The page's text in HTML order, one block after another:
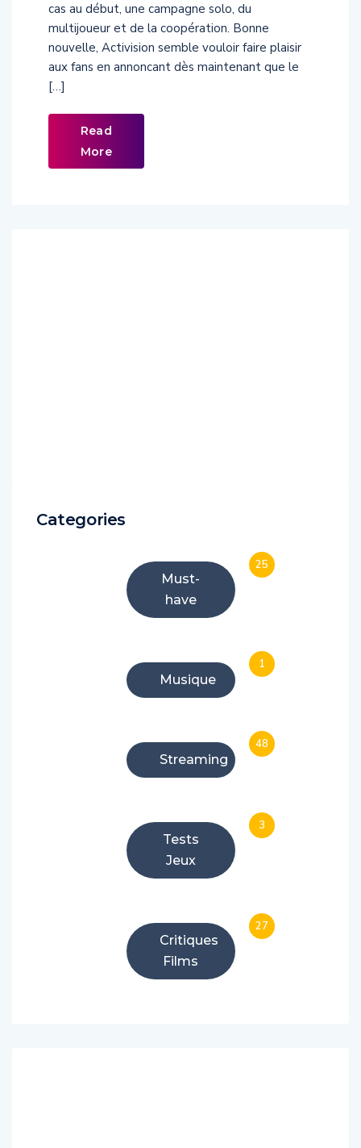
cas au début, une campagne solo, du
multijoueur et de la coopération. Bonne
nouvelle, Activision semble vouloir faire plaisir
aux fans en annoncant dès maintenant que le
[…]
Read
More
Categories
Must-
have
25
Musique
1
Streaming
48
Tests
Jeux
3
Critiques
Films
27